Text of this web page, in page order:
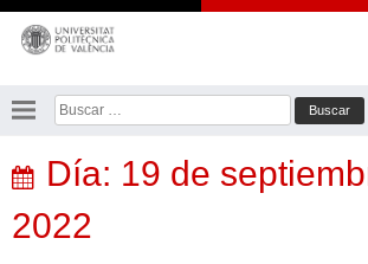
Saltar
contenido
Buscar:
Día: 19 de
2022